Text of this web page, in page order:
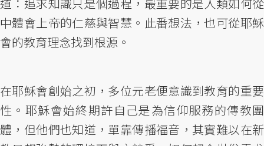
中體會上帝的仁慈與智慧。此番想法，也可從耶穌
會的教育理念找到根源。
在耶穌會創始之初，多位元老便意識到教育的重要
性。耶穌會始終期許自己是為信仰服務的傳教團
體，但他們也知道，單靠傳播福音，其實難以在新